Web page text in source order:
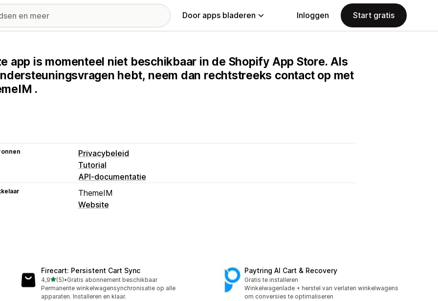
Door apps bladeren Inloggen Start gratis
app is momenteel niet beschikbaar in de Shopify App Store. Als
hebt, neem dan rechtstreeks contact op met
.
Privacybeleid
Tutorial
API-documentatie
ThemeIM
Website
Firecart: Persistent Cart Sync
4,9van 5 sterren
(5)
5 recensies in totaal
•Gratis abonnement beschikbaar
Permanente winkelwagensynchronisatie op alle
apparaten. Installeren en klaar.
Paytring AI Cart & Recovery
Gratis te installeren
Winkelwagenlade + herstel van verlaten winkelwagens
om conversies te optimaliseren